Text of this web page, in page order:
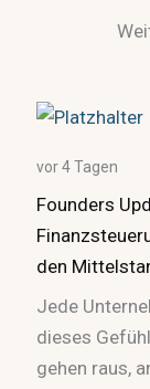
vor 4 Tagen
Founders
den
Jede
dieses
gehen raus,